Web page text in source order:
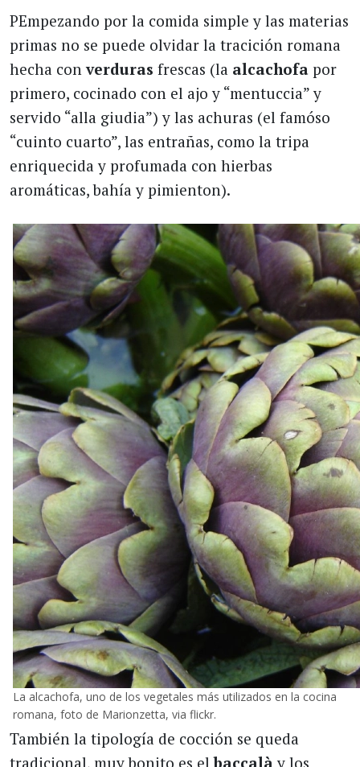
PEmpezando por la comida simple y las materias
primas no se puede olvidar la tracición romana
hecha converduras frescas (la alcachofa por
primero, cocinado con el ajo y “mentuccia” y
servido “alla giudia”) y las achuras (el famóso
“cuinto cuarto”, las entrañas, como la tripa
enriquecida y profumada con hierbas
aromáticas, bahía y pimienton).
La alcachofa, uno de los vegetales más utilizados en la cocina
romana, foto de Marionzetta, via flickr.
También la tipología de cocción se queda
tradicional, muy bonito es elbaccalà y los